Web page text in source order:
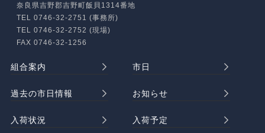
奈良県吉野郡吉野町飯貝1314番地
TEL 0746-32-2751 (事務所)
TEL 0746-32-2752 (現場)
FAX 0746-32-1256
組合案内 市日
過去の市日情報 お知らせ
入荷状況 入荷予定